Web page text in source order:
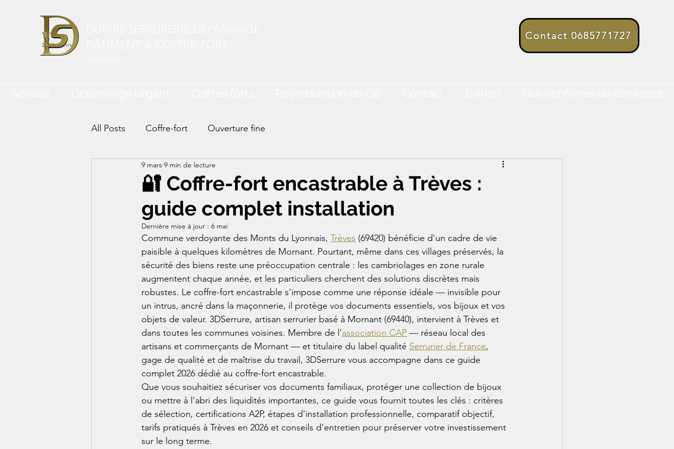
Contact 0685771727
All Posts Coffre-fort Ouverture fine
🔐 Coffre-fort encastrable à Trèves :
guide complet installation
9 mars 9 min de lecture
Dernière mise à jour : 6 mai
Commune verdoyante des Monts du Lyonnais, Trèves (69420) bénéficie d'un cadre de vie
paisible à quelques kilomètres de Mornant. Pourtant, même dans ces villages préservés, la
sécurité des biens reste une préoccupation centrale : les cambriolages en zone rurale
augmentent chaque année, et les particuliers cherchent des solutions discrètes mais
robustes. Le coffre-fort encastrable s'impose comme une réponse idéale — invisible pour
un intrus, ancré dans la maçonnerie, il protège vos documents essentiels, vos bijoux et vos
objets de valeur. 3DSerrure, artisan serrurier basé à Mornant (69440), intervient à Trèves et
dans toutes les communes voisines. Membre de l'association CAP — réseau local des
artisans et commerçants de Mornant — et titulaire du label qualité Serrurier de France,
gage de qualité et de maîtrise du travail, 3DSerrure vous accompagne dans ce guide
complet 2026 dédié au coffre-fort encastrable.
Que vous souhaitiez sécuriser vos documents familiaux, protéger une collection de bijoux
ou mettre à l'abri des liquidités importantes, ce guide vous fournit toutes les clés : critères
de sélection, certifications A2P, étapes d'installation professionnelle, comparatif objectif,
tarifs pratiqués à Trèves en 2026 et conseils d'entretien pour préserver votre investissement
sur le long terme.